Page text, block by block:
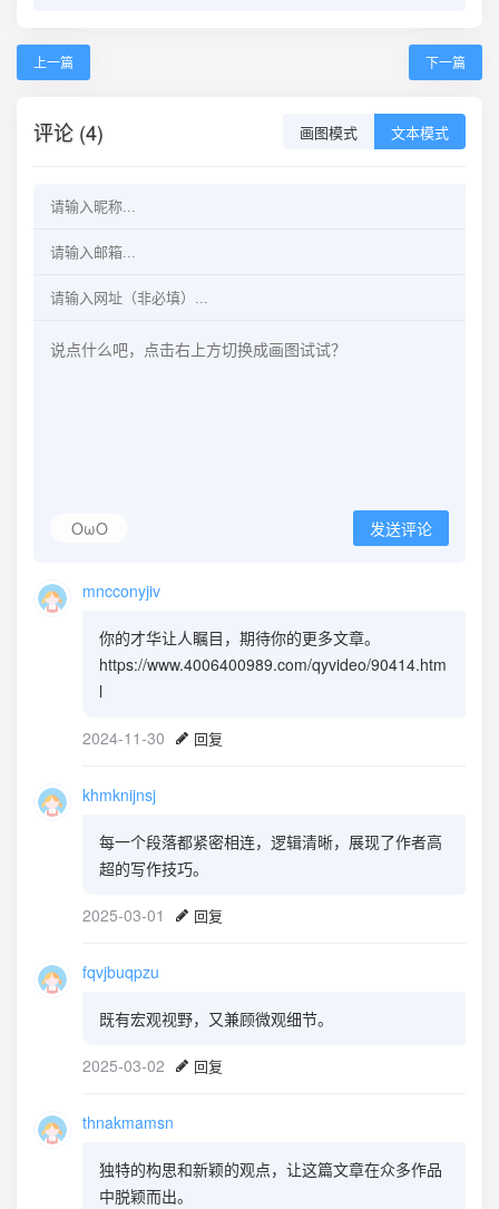
上一篇 下一篇
评论 (4) 画图模式 文本模式
OωO 发送评论
mncconyjiv
你的才华让人瞩目，期待你的更多文章。
https://www.4006400989.com/qyvideo/90414.htm
l
2024-11-30 回复
khmknijnsj
每一个段落都紧密相连，逻辑清晰，展现了作者高
超的写作技巧。
2025-03-01 回复
fqvjbuqpzu
既有宏观视野，又兼顾微观细节。
2025-03-02 回复
thnakmamsn
独特的构思和新颖的观点，让这篇文章在众多作品
中脱颖而出。